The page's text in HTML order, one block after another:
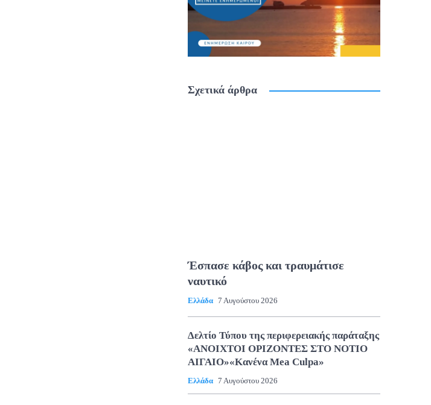
Σχετικά άρθρα
Έσπασε κάβος και τραυμάτισε
ναυτικό
Ελλάδα 7 Αυγούστου 2026
Δελτίο Τύπου της περιφερειακής παράταξης
«ΑΝΟΙΧΤΟΙ ΟΡΙΖΟΝΤΕΣ ΣΤΟ ΝΟΤΙΟ
ΑΙΓΑΙΟ»«Κανένα Mea Culpa»
Ελλάδα 7 Αυγούστου 2026